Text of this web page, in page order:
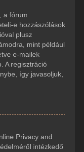
a fórum
e hozzászólások
plusz
mint például
e-mailek
A regisztráció
így javasoljuk,
Privacy and
intézkedő